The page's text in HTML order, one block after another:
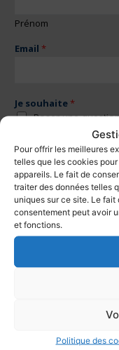
Pour offrir les meilleures
telles que les cookies
appareils. Le fait de
traiter des données telles
uniques sur ce site. Le
consentement peut avoir
et fonctions.
Politique des
Prénom
Email *
Je souhaite *
Poser une
Soutenir le Collectif
Rejoindre le
Votre message*
conservées afin
Je m'abonne à la